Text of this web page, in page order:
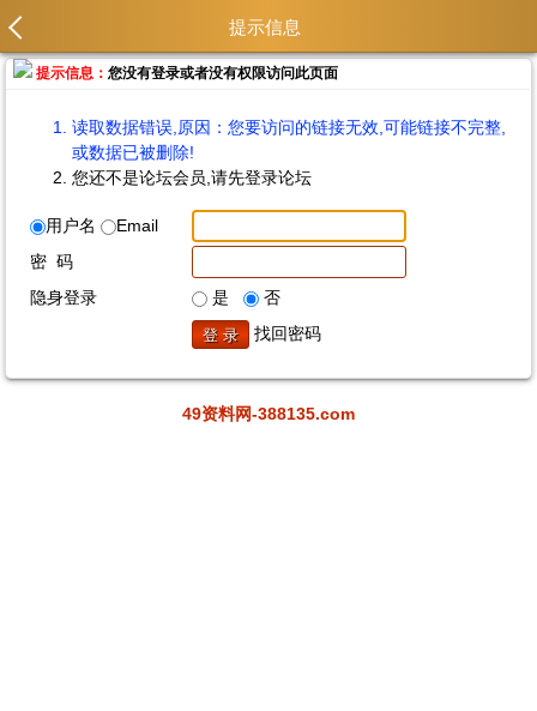
提示信息
提示信息：您没有登录或者没有权限访问此页面
读取数据错误,原因：您要访问的链接无效,可能链接不完整,
或数据已被删除!
您还不是论坛会员,请先登录论坛
用户名
Email
密 码
隐身登录
是
否
找回密码
49资料网-388135.com